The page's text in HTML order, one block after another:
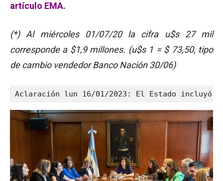
artículo EMA.
(*) Al miércoles 01/07/20 la cifra u$s 27 mil
corresponde a $1,9 millones. (u$s 1 = $ 73,50, tipo
de cambio vendedor Banco Nación 30/06)
Aclaración lun 16/01/2023: El Estado incluyó